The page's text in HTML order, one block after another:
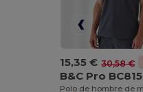
15,35 € 30,58 €
B&C Pro BC815